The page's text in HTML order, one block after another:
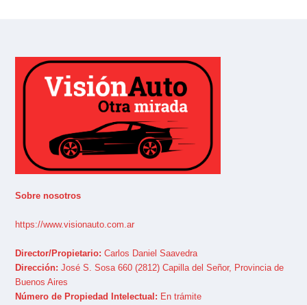
Sobre nosotros
https://www.visionauto.com.ar
Director/Propietario: Carlos Daniel Saavedra
Dirección: José S. Sosa 660 (2812) Capilla del Señor, Provincia de
Buenos Aires
Número de Propiedad Intelectual: En trámite